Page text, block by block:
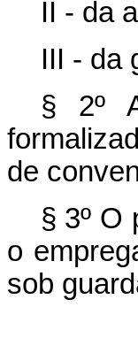
II - da
III - da
§ 2º
de
§ 3º O
o
sob